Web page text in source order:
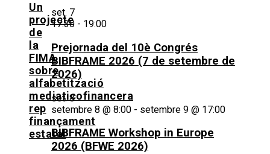
Un
projecte
de
la
FIMA
sobre
alfabetització
mediaticofinancera
rep
finançament
estatal
set. 7
17:30 - 19:00
Prejornada del 10è Congrés
BIBFRAME 2026 (7 de setembre de
2026)
set.8
setembre 8 @ 8:00 - setembre 9 @ 17:00
BIBFRAME Workshop in Europe
2026 (BFWE 2026)